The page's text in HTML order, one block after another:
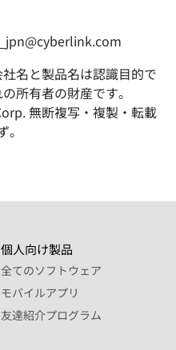
名と製品名は認識目的で
所有者の財産です。
無断複写・複製・転載
。
個人向け製品
全てのソフトウェア
モバイルアプリ
友達紹介プログラム